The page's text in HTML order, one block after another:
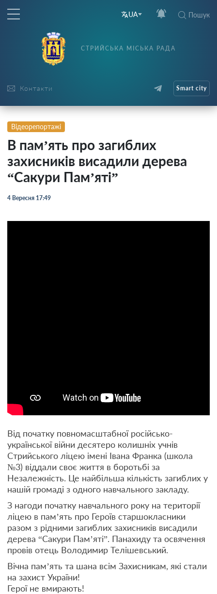
UA Пошук
Контакти
СТРИЙСЬКА МІСЬКА РАДА
Smart city
Відеорепортажі
В пам’ять про загиблих
захисників висадили дерева
“Сакури Пам’яті”
4 Вересня 17:49
Від початку повномасштабної російсько-
української війни десятеро колишніх учнів
Стрийського ліцею імені Івана Франка (школа
№3) віддали своє життя в боротьбі за
Незалежність. Це найбільша кількість загиблих у
нашій громаді з одного навчального закладу.
З нагоди початку навчального року на території
ліцею в пам’ять про Героїв старшокласники
разом з рідними загиблих захисників висадили
дерева “Сакури Пам’яті”. Панахиду та освячення
провів отець Володимир Телішевський.
Вічна пам’ять та шана всім Захисникам, які стали
на захист України!
Герої не вмирають!